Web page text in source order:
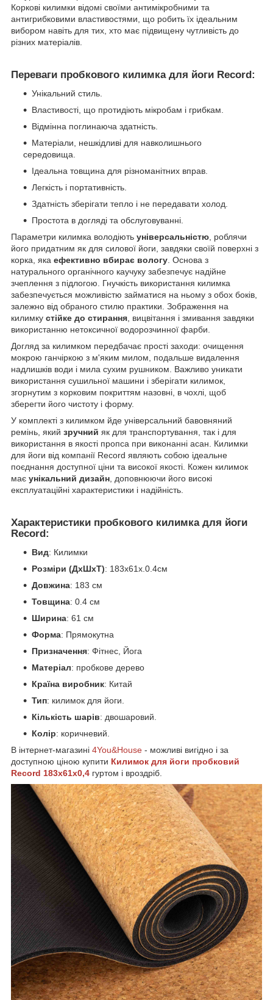
Коркові килимки відомі своїми антимікробними та
антигрибковими властивостями, що робить їх ідеальним
вибором навіть для тих, хто має підвищену чутливість до
різних матеріалів.
Переваги пробкового килимка для йоги Record:
Унікальний стиль.
Властивості, що протидіють мікробам і грибкам.
Відмінна поглинаюча здатність.
Матеріали, нешкідливі для навколишнього
середовища.
Ідеальна товщина для різноманітних вправ.
Легкість і портативність.
Здатність зберігати тепло і не передавати холод.
Простота в догляді та обслуговуванні.
Параметри килимка володіють універсальністю, роблячи
його придатним як для силової йоги, завдяки своїй поверхні з
корка, яка ефективно вбирає вологу. Основа з
натурального органічного каучуку забезпечує надійне
зчеплення з підлогою. Гнучкість використання килимка
забезпечується можливістю займатися на ньому з обох боків,
залежно від обраного стилю практики. Зображення на
килимку стійке до стирання, вицвітання і змивання завдяки
використанню нетоксичної водорозчинної фарби.
Догляд за килимком передбачає прості заходи: очищення
мокрою ганчіркою з м'яким милом, подальше видалення
надлишків води і мила сухим рушником. Важливо уникати
використання сушильної машини і зберігати килимок,
згорнутим з корковим покриттям назовні, в чохлі, щоб
зберегти його чистоту і форму.
У комплекті з килимком йде універсальний бавовняний
ремінь, який зручний як для транспортування, так і для
використання в якості пропса при виконанні асан. Килимки
для йоги від компанії Record являють собою ідеальне
поєднання доступної ціни та високої якості. Кожен килимок
має унікальний дизайн, доповнюючи його високі
експлуатаційні характеристики і надійність.
Характеристики пробкового килимка для йоги
Record:
Вид: Килимки
Розміри (ДхШхТ): 183x61x.0.4см
Довжина: 183 см
Товщина: 0.4 см
Ширина: 61 см
Форма: Прямокутна
Призначення: Фітнес, Йога
Матеріал: пробкове дерево
Країна виробник: Китай
Тип: килимок для йоги.
Кількість шарів: двошаровий.
Колір: коричневий.
В інтернет-магазині 4You&House - можливі вигідно і за
доступною ціною купити Килимок для йоги пробковий
Record 183x61x0,4 гуртом і вроздріб.